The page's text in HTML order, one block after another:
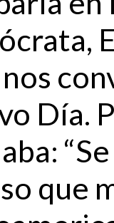
Día.
que